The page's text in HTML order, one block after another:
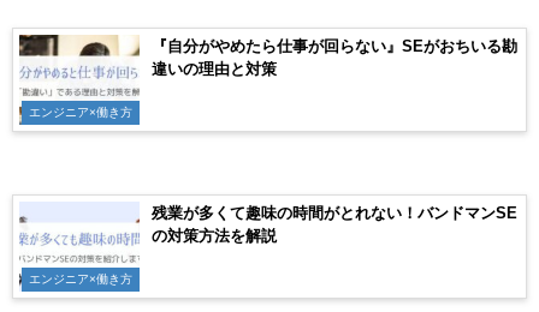
エンジニア×働き方
『自分がやめたら仕事が回らない』SEがおちいる勘
違いの理由と対策
エンジニア×働き方
残業が多くて趣味の時間がとれない！バンドマンSE
の対策方法を解説